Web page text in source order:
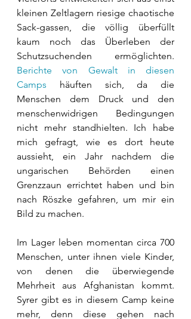
kleinen Zeltlagern riesige chaotische
Sack-gassen, die völlig überfüllt
kaum noch das Überleben der
Berichte von Gewalt in diesen
Camps häuften sich, da die
Menschen dem Druck und den
menschenwidrigen Bedingungen
nicht mehr standhielten. Ich habe
mich gefragt, wie es dort heute
aussieht, ein Jahr nachdem die
ungarischen Behörden einen
Grenzzaun errichtet haben und bin
nach Röszke gefahren, um mir ein
Bild zu machen.
Im Lager leben momentan circa 700
Menschen, unter ihnen viele Kinder,
von denen die überwiegende
Mehrheit aus Afghanistan kommt.
Syrer gibt es in diesem Camp keine
mehr, denn diese gehen nach